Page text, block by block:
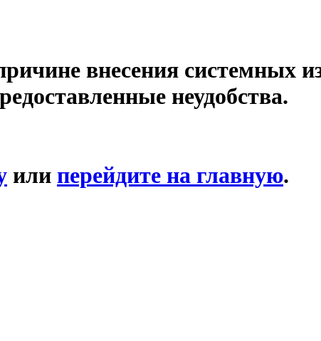
внесения системных
неудобства.
или перейдите на главную.